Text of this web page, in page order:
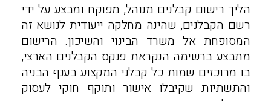
הליך רישום קבלנים מנוהל, מפוקח ומבצע על ידי
רשם הקבלנים, שהינה מחלקה ייעודית לנושא זה
המסופחת אל משרד הבינוי והשיכון. הרישום
מתבצע ברשימה הנקראת פנקס הקבלנים הארצי,
בו מרוכזים שמות כל קבלני המקצוע בענף הבניה
והתשתיות שקיבלו אישור ותוקף חוקי לעסוק